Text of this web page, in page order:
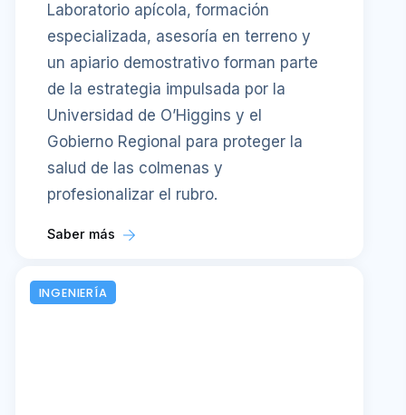
Laboratorio apícola, formación
especializada, asesoría en terreno y
un apiario demostrativo forman parte
de la estrategia impulsada por la
Universidad de O’Higgins y el
Gobierno Regional para proteger la
salud de las colmenas y
profesionalizar el rubro.
Saber más
INGENIERÍA